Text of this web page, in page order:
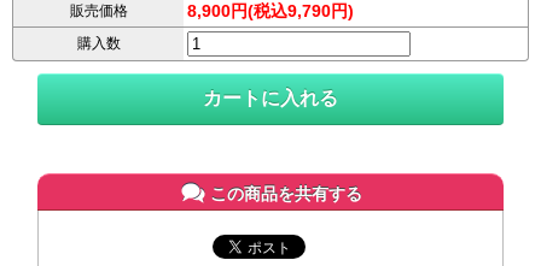
販売価格 8,900円(税込9,790円)
購入数
この商品を共有する